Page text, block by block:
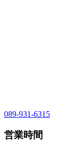
089-931-6315
営業時間